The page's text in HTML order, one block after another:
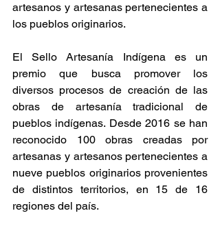
artesanos y artesanas pertenecientes a
los pueblos originarios.
El Sello Artesanía Indígena es un
premio que busca promover los
diversos procesos de creación de las
obras de artesanía tradicional de
pueblos indígenas. Desde 2016 se han
reconocido 100 obras creadas por
artesanas y artesanos pertenecientes a
nueve pueblos originarios provenientes
de distintos territorios, en 15 de 16
regiones del país.